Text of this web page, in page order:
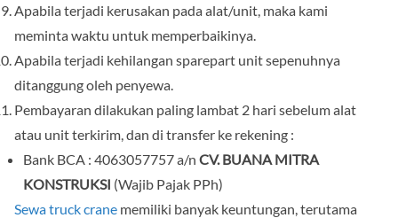
Apabila terjadi kerusakan pada alat/unit, maka kami
meminta waktu untuk memperbaikinya.
Apabila terjadi kehilangan sparepart unit sepenuhnya
ditanggung oleh penyewa.
Pembayaran dilakukan paling lambat 2 hari sebelum alat
atau unit terkirim, dan di transfer ke rekening :
Bank BCA : 4063057757 a/n CV. BUANA MITRA
KONSTRUKSI (Wajib Pajak PPh)
Sewa truck crane memiliki banyak keuntungan, terutama